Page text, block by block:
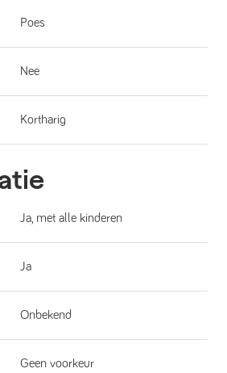
Poes
Nee
Kortharig
Ja, met alle kinderen
Ja
Onbekend
Geen voorkeur